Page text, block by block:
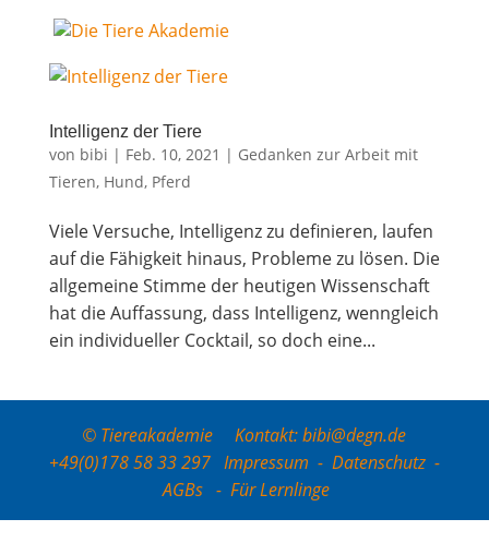
Intel­li­genz der Tiere
von bibi | Feb. 10, 2021 | Gedanken zur Arbeit mit
Tieren, Hund, Pferd
Vie­le Ver­su­che, Intel­li­genz zu defi­nie­ren, lau­fen
auf die Fähig­keit hin­aus, Pro­ble­me zu lösen. Die
all­ge­mei­ne Stim­me der heu­ti­gen Wis­sen­schaft
hat die Auf­fas­sung, dass Intel­li­genz, wenn­gleich
ein indi­vi­du­el­ler Cock­tail, so doch eine...
© Tiereakademie Kontakt: bibi@degn.de
+49(0)178 58 33 297 Impressum - Datenschutz-
AGBs -Für Lernlinge